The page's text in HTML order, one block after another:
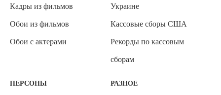
Кадры из фильмов
Обои из фильмов
Обои с актерами
Украине
Кассовые сборы США
Рекорды по кассовым
сборам
ПЕРСОНЫ РАЗНОЕ